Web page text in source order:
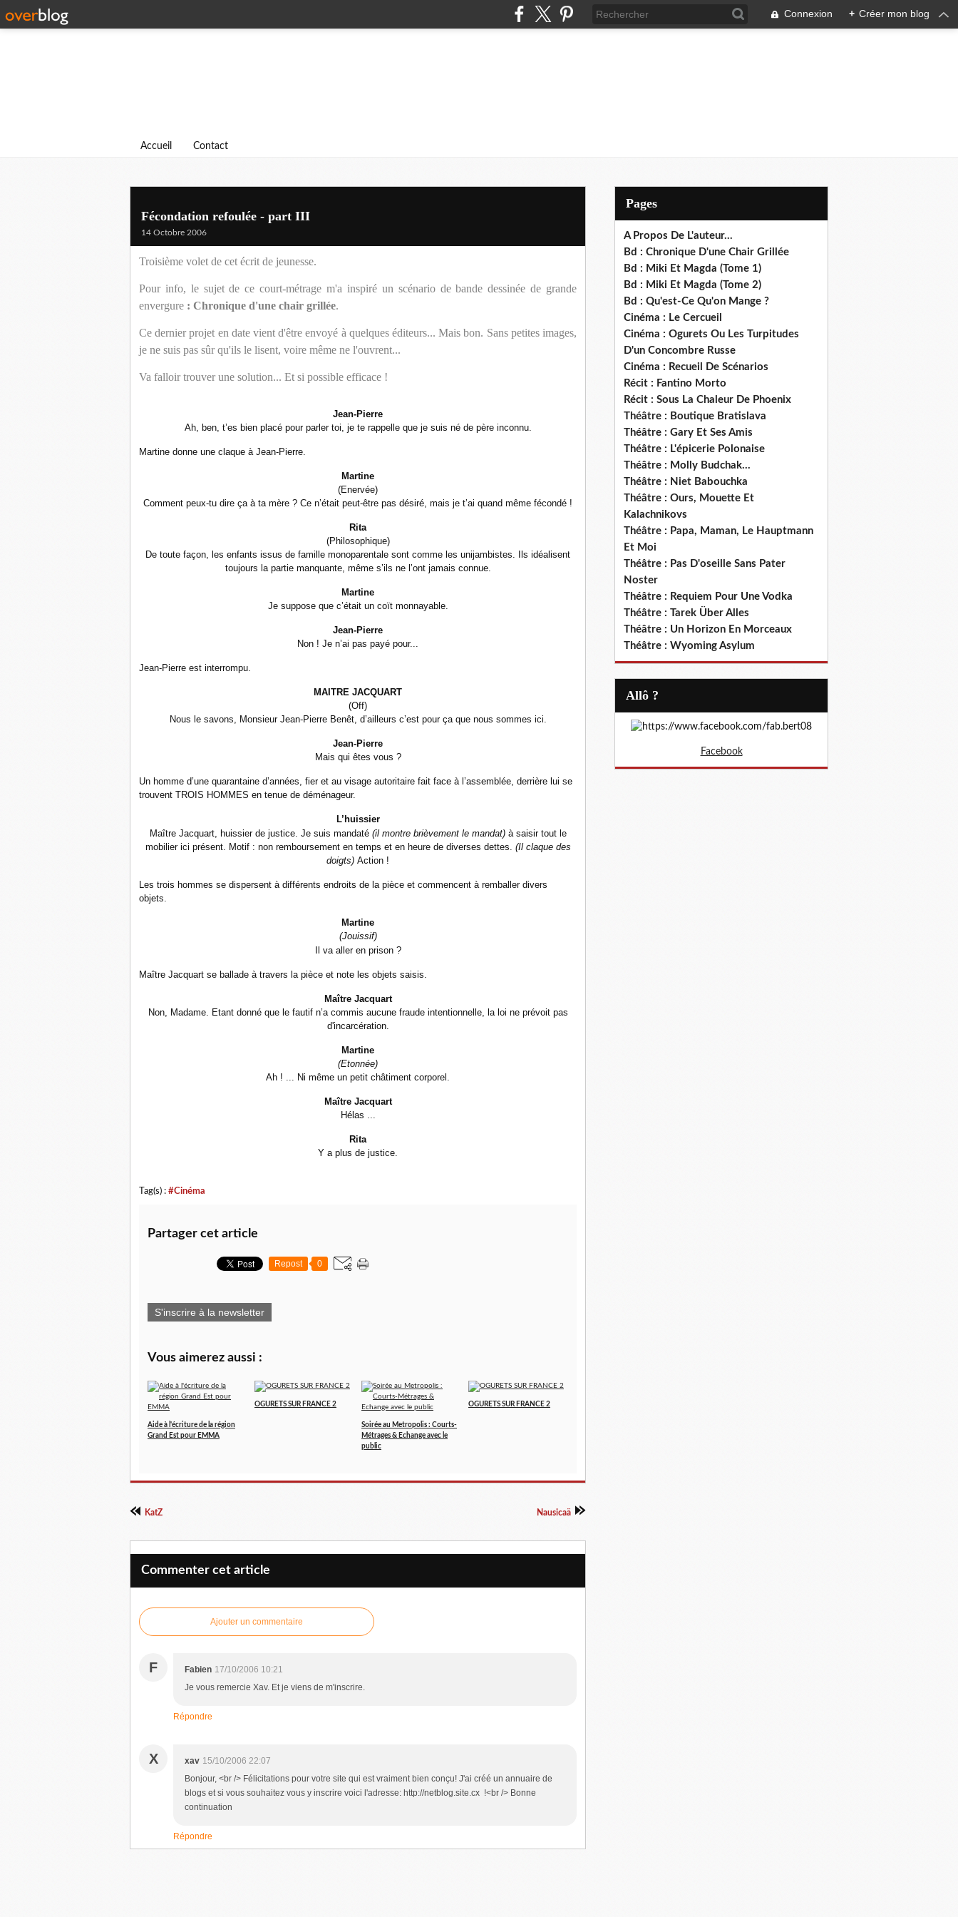
Connexion + Créer mon blog
Accueil Contact
Fécondation refoulée - part III
14 Octobre 2006
Troisième volet de cet écrit de jeunesse.
Pour info, le sujet de ce court-métrage m'a inspiré un scénario de bande dessinée de grande
envergure : Chronique d'une chair grillée.
Ce dernier projet en date vient d'être envoyé à quelques éditeurs... Mais bon. Sans petites images,
je ne suis pas sûr qu'ils le lisent, voire même ne l'ouvrent...
Va falloir trouver une solution... Et si possible efficace !
Jean-Pierre
Ah, ben, t’es bien placé pour parler toi, je te rappelle que je suis né de père inconnu.
Martine donne une claque à Jean-Pierre.
Martine
(Enervée)
Comment peux-tu dire ça à ta mère ? Ce n’était peut-être pas désiré, mais je t’ai quand même fécondé !
Rita
(Philosophique)
De toute façon, les enfants issus de famille monoparentale sont comme les unijambistes. Ils idéalisent
toujours la partie manquante, même s’ils ne l’ont jamais connue.
Martine
Je suppose que c’était un coït monnayable.
Jean-Pierre
Non ! Je n’ai pas payé pour...
Jean-Pierre est interrompu.
MAITRE JACQUART
(Off)
Nous le savons, Monsieur Jean-Pierre Benêt, d’ailleurs c’est pour ça que nous sommes ici.
Jean-Pierre
Mais qui êtes vous ?
Un homme d’une quarantaine d’années, fier et au visage autoritaire fait face à l’assemblée, derrière lui se
trouvent TROIS HOMMES en tenue de déménageur.
L’huissier
Maître Jacquart, huissier de justice. Je suis mandaté (il montre brièvement le mandat) à saisir tout le
mobilier ici présent. Motif : non remboursement en temps et en heure de diverses dettes. (Il claque des
doigts) Action !
Les trois hommes se dispersent à différents endroits de la pièce et commencent à remballer divers
objets.
Martine
(Jouissif)
Il va aller en prison ?
Maître Jacquart se ballade à travers la pièce et note les objets saisis.
Maître Jacquart
Non, Madame. Etant donné que le fautif n’a commis aucune fraude intentionnelle, la loi ne prévoit pas
d'incarcération.
Martine
(Etonnée)
Ah ! ... Ni même un petit châtiment corporel.
Maître Jacquart
Hélas ...
Rita
Y a plus de justice.
Tag(s) : #Cinéma
Partager cet article
Repost 0
S'inscrire à la newsletter
Vous aimerez aussi :
Aide à l'écriture de la région
Grand Est pour EMMA
OGURETS SUR FRANCE 2
Soirée au Metropolis : Courts-
Métrages & Echange avec le
public
OGURETS SUR FRANCE 2
KatZ Nausicaä
Commenter cet article
Ajouter un commentaire
F Fabien 17/10/2006 10:21
Je vous remercie Xav. Et je viens de m'inscrire.
Répondre
X xav 15/10/2006 22:07
Bonjour, <br /> Félicitations pour votre site qui est vraiment bien conçu! J'ai créé un annuaire de
blogs et si vous souhaitez vous y inscrire voici l'adresse: http://netblog.site.cx !<br /> Bonne
continuation
Répondre
Pages
A Propos De L'auteur...
Bd : Chronique D'une Chair Grillée
Bd : Miki Et Magda (Tome 1)
Bd : Miki Et Magda (Tome 2)
Bd : Qu'est-Ce Qu'on Mange ?
Cinéma : Le Cercueil
Cinéma : Ogurets Ou Les Turpitudes
D'un Concombre Russe
Cinéma : Recueil De Scénarios
Récit : Fantino Morto
Récit : Sous La Chaleur De Phoenix
Théâtre : Boutique Bratislava
Théâtre : Gary Et Ses Amis
Théâtre : L'épicerie Polonaise
Théâtre : Molly Budchak...
Théâtre : Niet Babouchka
Théâtre : Ours, Mouette Et
Kalachnikovs
Théâtre : Papa, Maman, Le Hauptmann
Et Moi
Théâtre : Pas D'oseille Sans Pater
Noster
Théâtre : Requiem Pour Une Vodka
Théâtre : Tarek Über Alles
Théâtre : Un Horizon En Morceaux
Théâtre : Wyoming Asylum
Allô ?
Facebook